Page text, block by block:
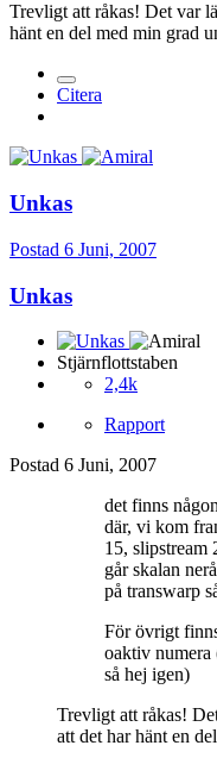
Trevligt att råkas! Det var
hänt en del med min grad
Citera
Unkas
Postad 6 Juni, 2007
Unkas
Stjärnflottstaben
2,4k
Rapport
Postad 6 Juni, 2007
det finns
där, vi kom
15, slipstream
går skalan
på transwarp
För övrigt
oaktiv numera
så hej igen)
Trevligt att råkas!
att det har hänt en